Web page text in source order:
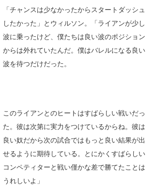
「チャンスは少なかったからスタートダッシュ
したかった」とウィルソン。「ライアンが少し
波に乗ったけど、僕たちは良い波のポジション
からは外れていたんだ。僕はバレルになる良い
波を待つだけだった。
このライアンとのヒートはすばらしい戦いだっ
た。彼は次第に実力をつけているからね。彼は
良い奴だから次の試合ではもっと良い結果が出
せるように期待している。とにかくすばらしい
コンペティターと戦い僅かな差で勝てたことは
うれしいよ」